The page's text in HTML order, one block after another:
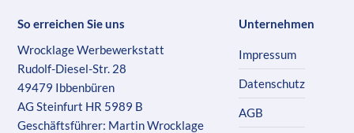
So erreichen Sie uns
Wrocklage Werbewerkstatt
Rudolf-Diesel-Str. 28
49479 Ibbenbüren
AG Steinfurt HR 5989 B
Geschäftsführer: Martin Wrocklage
Unternehmen
Impressum
Datenschutz
AGB